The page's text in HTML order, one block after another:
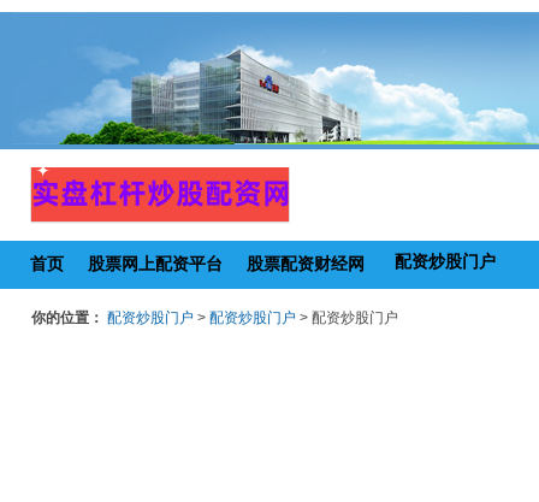
首页 股票网上配资平台 股票配资财经网 配资炒股门户
你的位置： 配资炒股门户 > 配资炒股门户 > 配资炒股门户